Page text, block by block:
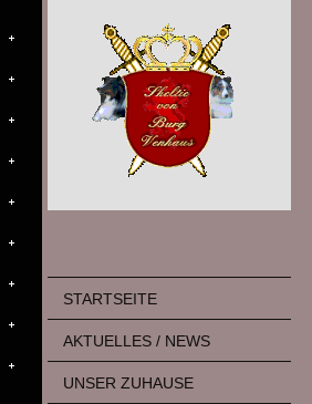
STARTSEITE
AKTUELLES / NEWS
UNSER ZUHAUSE